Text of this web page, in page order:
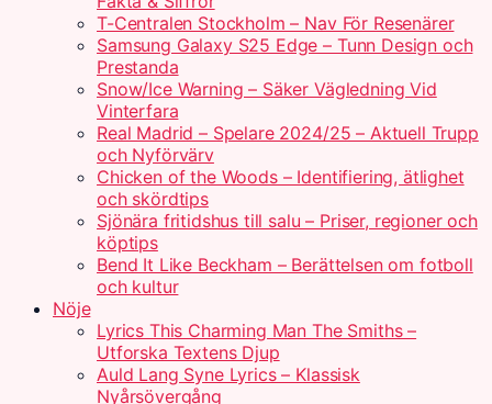
T-Centralen Stockholm – Nav För Resenärer
Samsung Galaxy S25 Edge – Tunn Design och
Prestanda
Snow/Ice Warning – Säker Vägledning Vid
Vinterfara
Real Madrid – Spelare 2024/25 – Aktuell Trupp
och Nyförvärv
Chicken of the Woods – Identifiering, ätlighet
och skördtips
Sjönära fritidshus till salu – Priser, regioner och
köptips
Bend It Like Beckham – Berättelsen om fotboll
och kultur
Nöje
Lyrics This Charming Man The Smiths –
Utforska Textens Djup
Auld Lang Syne Lyrics – Klassisk
Nyårsövergång